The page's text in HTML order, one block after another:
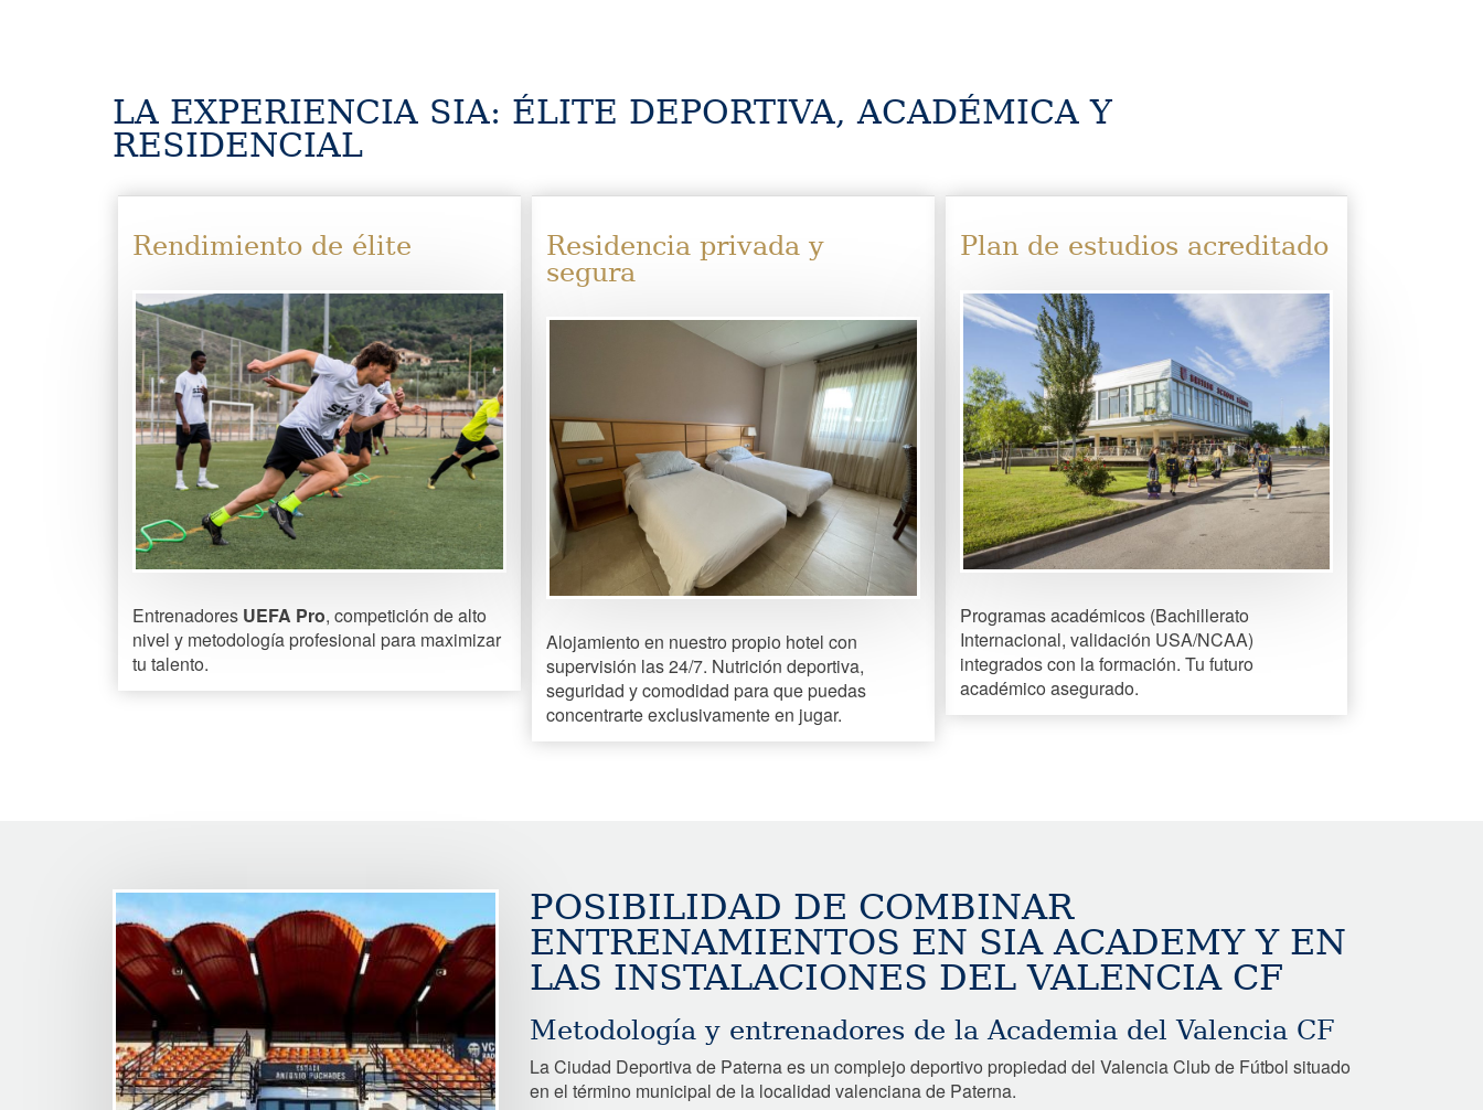
LA EXPERIENCIA SIA: ÉLITE DEPORTIVA, ACADÉMICA Y
RESIDENCIAL
Rendimiento de élite
Entrenadores UEFA Pro, competición de alto
nivel y metodología profesional para maximizar
tu talento.
Residencia privada y
segura
Alojamiento en nuestro propio hotel con
supervisión las 24/7. Nutrición deportiva,
seguridad y comodidad para que puedas
concentrarte exclusivamente en jugar.
Plan de estudios acreditado
Programas académicos (Bachillerato
Internacional, validación USA/NCAA)
integrados con la formación. Tu futuro
académico asegurado.
Image
POSIBILIDAD DE COMBINAR
ENTRENAMIENTOS EN SIA ACADEMY Y EN
LAS INSTALACIONES DEL VALENCIA CF
Metodología y entrenadores de la Academia del Valencia CF
La Ciudad Deportiva de Paterna es un complejo deportivo propiedad del Valencia Club de Fútbol situado
en el término municipal de la localidad valenciana de Paterna.